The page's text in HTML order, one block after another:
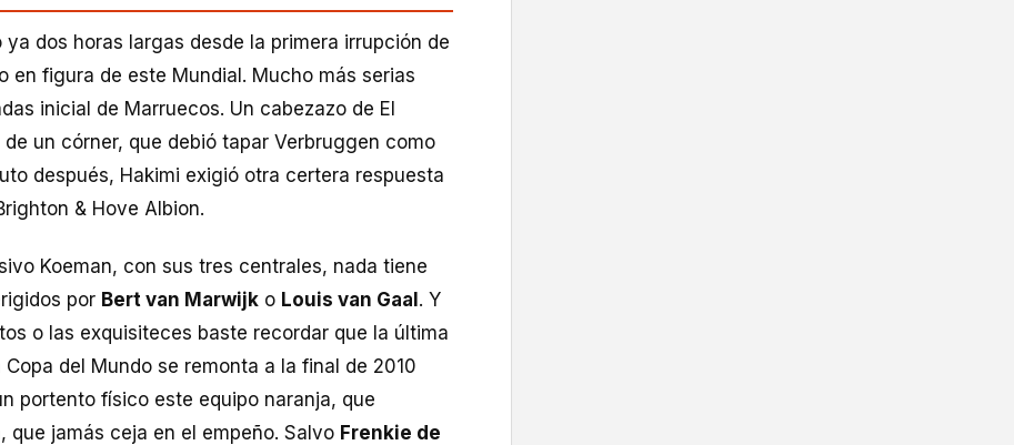
ya dos horas largas desde la primera irrupción de
en figura de este Mundial. Mucho más serias
inicial de Marruecos. Un cabezazo de El
un córner, que debió tapar Verbruggen como
después, Hakimi exigió otra certera respuesta
& Hove Albion.
Koeman, con sus tres centrales, nada tiene
por Bert van Marwijk o Louis van Gaal. Y
o las exquisiteces baste recordar que la última
del Mundo se remonta a la final de 2010
portento físico este equipo naranja, que
que jamás ceja en el empeño. Salvo Frenkie de